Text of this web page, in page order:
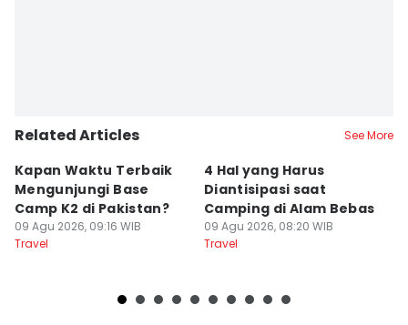
Related Articles See More
Kapan Waktu Terbaik
Mengunjungi Base
Camp K2 di Pakistan?
09 Agu 2026, 09:16 WIB
Travel
4 Hal yang Harus
Diantisipasi saat
Camping di Alam Bebas
09 Agu 2026, 08:20 WIB
Travel